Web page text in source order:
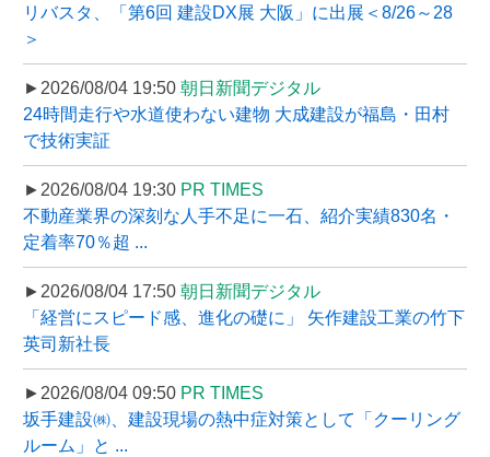
リバスタ、「第6回 建設DX展 大阪」に出展＜8/26～28
＞
►2026/08/04 19:50 朝日新聞デジタル
24時間走行や水道使わない建物 大成建設が福島・田村
で技術実証
►2026/08/04 19:30 PR TIMES
不動産業界の深刻な人手不足に一石、紹介実績830名・
定着率70％超 ...
►2026/08/04 17:50 朝日新聞デジタル
「経営にスピード感、進化の礎に」 矢作建設工業の竹下
英司新社長
►2026/08/04 09:50 PR TIMES
坂手建設㈱、建設現場の熱中症対策として「クーリング
ルーム」と ...